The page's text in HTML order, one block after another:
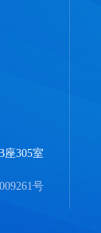
305室
号